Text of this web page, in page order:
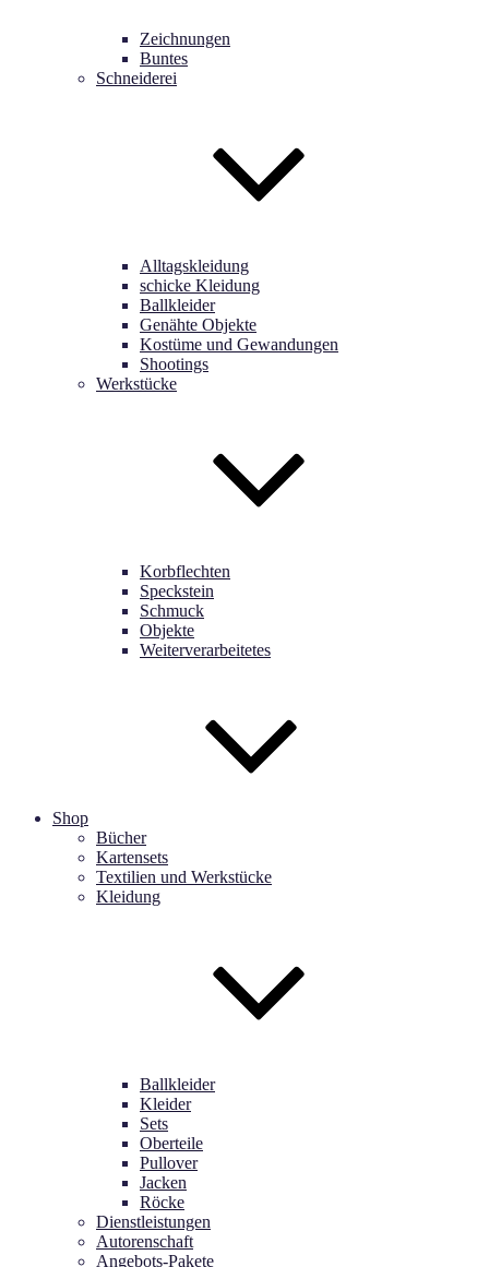
Zeichnungen
Buntes
Schneiderei
Alltagskleidung
schicke Kleidung
Ballkleider
Genähte Objekte
Kostüme und Gewandungen
Shootings
Werkstücke
Korbflechten
Speckstein
Schmuck
Objekte
Weiterverarbeitetes
Shop
Bücher
Kartensets
Textilien und Werkstücke
Kleidung
Ballkleider
Kleider
Sets
Oberteile
Pullover
Jacken
Röcke
Dienstleistungen
Autorenschaft
Angebots-Pakete